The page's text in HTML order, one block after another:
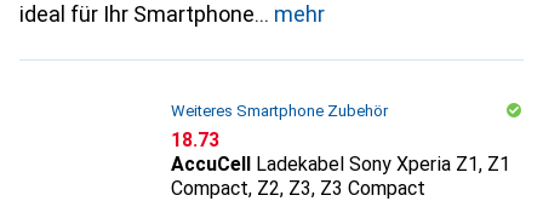
ideal für Ihr Smartphone
mehr
Weiteres Smartphone Zubehör
CHF
18.73
AccuCell Ladekabel Sony Xperia Z1, Z1
Compact, Z2, Z3, Z3 Compact